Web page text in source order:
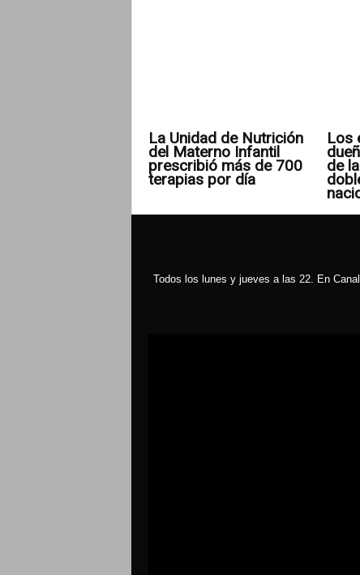
La Unidad de Nutrición
del Materno Infantil
prescribió más de 700
terapias por día
Los
de
Todos los lunes y jueves a las 22. En